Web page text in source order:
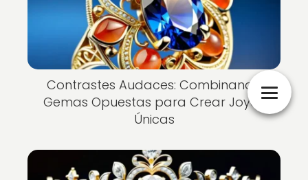
Contrastes Audaces: Combinando
Gemas Opuestas para Crear Joyas
Únicas